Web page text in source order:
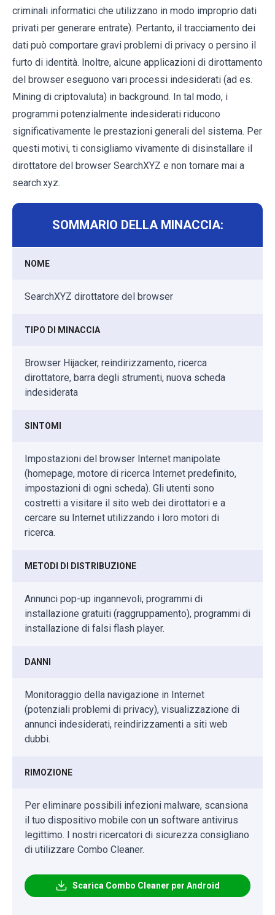
criminali informatici che utilizzano in modo improprio dati
privati ​​per generare entrate). Pertanto, il tracciamento dei
dati può comportare gravi problemi di privacy o persino il
furto di identità. Inoltre, alcune applicazioni di dirottamento
del browser eseguono vari processi indesiderati (ad es.
Mining di criptovaluta) in background. In tal modo, i
programmi potenzialmente indesiderati riducono
significativamente le prestazioni generali del sistema. Per
questi motivi, ti consigliamo vivamente di disinstallare il
dirottatore del browser SearchXYZ e non tornare mai a
search.xyz.
SOMMARIO DELLA MINACCIA:
NOME
SearchXYZ dirottatore del browser
TIPO DI MINACCIA
Browser Hijacker, reindirizzamento, ricerca
dirottatore, barra degli strumenti, nuova scheda
indesiderata
SINTOMI
Impostazioni del browser Internet manipolate
(homepage, motore di ricerca Internet predefinito,
impostazioni di ogni scheda). Gli utenti sono
costretti a visitare il sito web dei dirottatori e a
cercare su Internet utilizzando i loro motori di
ricerca.
METODI DI DISTRIBUZIONE
Annunci pop-up ingannevoli, programmi di
installazione gratuiti (raggruppamento), programmi di
installazione di falsi flash player.
DANNI
Monitoraggio della navigazione in Internet
(potenziali problemi di privacy), visualizzazione di
annunci indesiderati, reindirizzamenti a siti web
dubbi.
RIMOZIONE
Per eliminare possibili infezioni malware, scansiona
il tuo dispositivo mobile con un software antivirus
legittimo. I nostri ricercatori di sicurezza consigliano
di utilizzare Combo Cleaner.
Scarica Combo Cleaner per Android